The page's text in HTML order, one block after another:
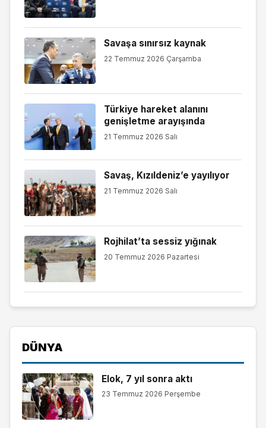
Savaşa sınırsız kaynak
22 Temmuz 2026 Çarşamba
Türkiye hareket alanını
genişletme arayışında
21 Temmuz 2026 Salı
Savaş, Kızıldeniz’e yayılıyor
21 Temmuz 2026 Salı
Rojhilat’ta sessiz yığınak
20 Temmuz 2026 Pazartesi
DÜNYA
Elok, 7 yıl sonra aktı
23 Temmuz 2026 Perşembe